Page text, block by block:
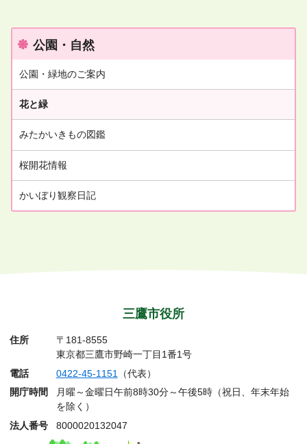
公園・自然
公園・緑地のご案内
花と緑
みたかいきもの図鑑
桜開花情報
かいぼり観察日記
三鷹市役所
住所
〒181-8555
東京都三鷹市野崎一丁目1番1号
電話
0422-45-1151
（代表）
開庁時間
月曜～金曜日午前8時30分～午後5時（祝日、年末年始
を除く）
法人番号
8000020132047